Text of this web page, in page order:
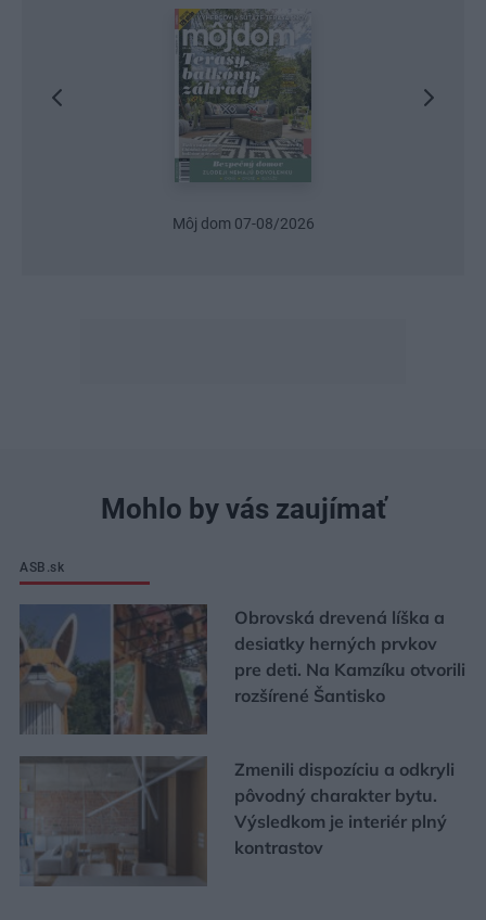
Môj dom 07-08/2026
Mohlo by vás zaujímať
ASB.sk
Obrovská drevená líška a
desiatky herných prvkov
pre deti. Na Kamzíku otvorili
rozšírené Šantisko
Zmenili dispozíciu a odkryli
pôvodný charakter bytu.
Výsledkom je interiér plný
kontrastov